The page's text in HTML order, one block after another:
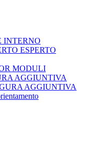
INTERNO
ESPERTO
MODULI
AGGIUNTIVA
AGGIUNTIVA